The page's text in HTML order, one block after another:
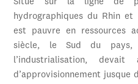
Situé sur la ligne de
hydrographiques du Rhin
est pauvre en ressources
siècle, le Sud du
l’industrialisation,
d’approvisionnement jusque